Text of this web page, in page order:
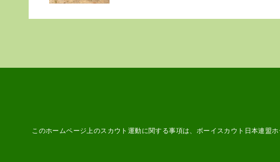
このホームページ上のスカウト運動に関する事項は、ボーイスカウト日本連盟